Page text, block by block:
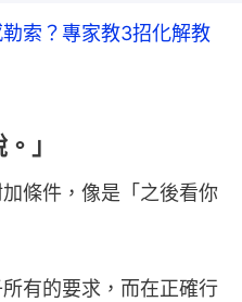
索？專家教3招化解教
」
條件，像是「之後看你
有的要求，而在正確行